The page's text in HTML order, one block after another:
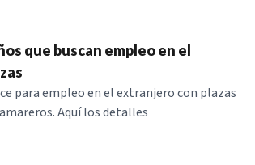
que buscan empleo en el
para empleo en el extranjero con plazas
Aquí los detalles